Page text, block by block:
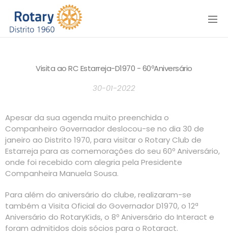
Menu
Visita ao RC Estarreja-D1970 - 60ºAniversário
30-01-2022
Apesar da sua agenda muito preenchida o
Companheiro Governador deslocou-se no dia 30 de
janeiro ao Distrito 1970, para visitar o Rotary Club de
Estarreja para as comemorações do seu 60º Aniversário,
onde foi recebido com alegria pela Presidente
Companheira Manuela Sousa.
Para além do aniversário do clube, realizaram-se
também a Visita Oficial do Governador D1970, o 12ª
Aniversário do RotaryKids, o 8º Aniversário do Interact e
foram admitidos dois sócios para o Rotaract.